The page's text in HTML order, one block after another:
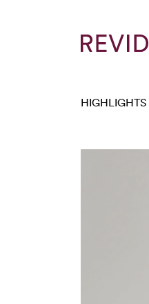
HIGHLIGHTS